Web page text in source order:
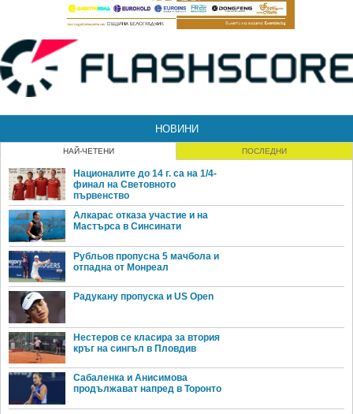
НОВИНИ
НАЙ-ЧЕТЕНИ ПОСЛЕДНИ
Националите до 14 г. са на 1/4-
финал на Световното
първенство
Алкарас отказа участие и на
Мастърса в Синсинати
Рубльов пропусна 5 мачбола и
отпадна от Монреал
Радукану пропуска и US Open
Нестеров се класира за втория
кръг на сингъл в Пловдив
Сабаленка и Анисимова
продължават напред в Торонто